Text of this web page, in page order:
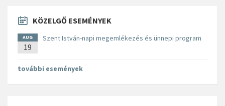
KÖZELGŐ ESEMÉNYEK
AUG
19
Szent István-napi megemlékezés és ünnepi program
további események